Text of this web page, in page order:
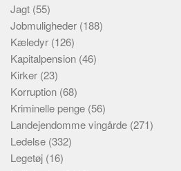
Jagt (55)
Jobmuligheder (188)
Kæledyr (126)
Kapitalpension (46)
Kirker (23)
Korruption (68)
Kriminelle penge (56)
Landejendomme vingårde (271)
Ledelse (332)
Legetøj (16)